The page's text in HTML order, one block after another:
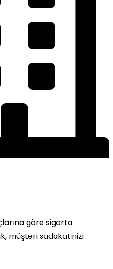
göre sigorta
müşteri sadakatinizi